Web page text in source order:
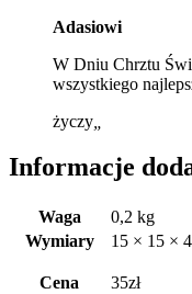
Adasiowi
W Dniu Chrztu
wszystkiego
życzy
Informacje
Waga
0,2 kg
Wymiary
15 × 15 ×
Cena 35zł